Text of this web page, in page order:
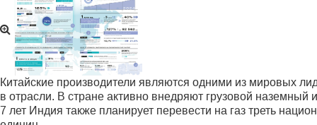
Китайские производители являются одними из мировых
в отрасли. В стране активно внедряют грузовой
7 лет Индия также планирует перевести на газ треть